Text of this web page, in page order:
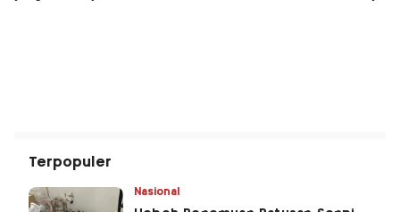
Terpopuler
Nasional